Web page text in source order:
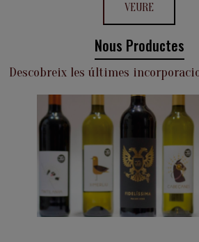
VEURE
Nous Productes
Descobreix les últimes